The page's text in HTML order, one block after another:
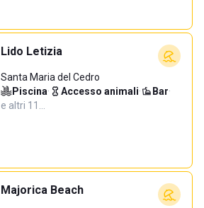
Lido Letizia
Santa Maria del Cedro
Piscina· Accesso animali· Bar·
e altri 11…
Majorica Beach